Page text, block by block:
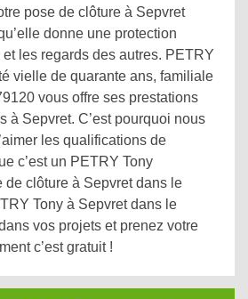
pose de clôture à Sepvret
donne une protection
les regards des autres. PETRY
vielle de quarante ans, familiale
vous offre ses prestations
à Sepvret. C’est pourquoi nous
les qualifications de
c’est un PETRY Tony
de clôture à Sepvret dans le
Tony à Sepvret dans le
vos projets et prenez votre
c’est gratuit !